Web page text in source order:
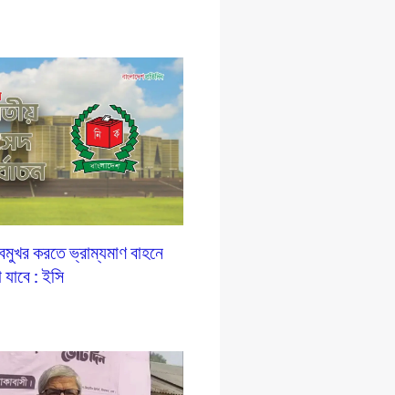
করতে ভ্রাম্যমাণ বাহনে
যাবে : ইসি